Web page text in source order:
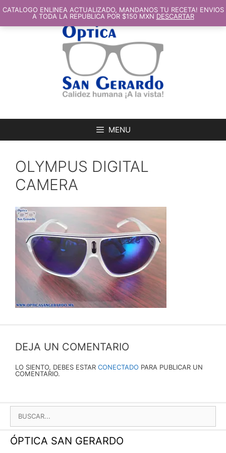
AL
CONTENIDO
MENU
OLYMPUS DIGITAL
CAMERA
DEJA UN COMENTARIO
LO SIENTO, DEBES ESTAR CONECTADO PARA PUBLICAR UN
COMENTARIO.
BUSCAR:
ÓPTICA SAN GERARDO
CATALOGO ENLINEA ACTUALIZADO, MANDANOS TU RECETA! ENVIOS
A TODA LA REPUBLICA POR $150 MXN DESCARTAR